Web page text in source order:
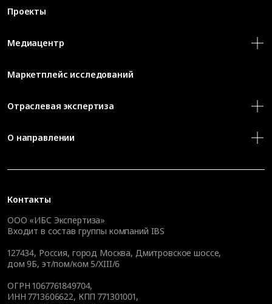
Контакты
ООО «ИБС Экспертиза»
Входит в состав группы компаний IBS
127434, Россия, город Москва, Дмитровское шоссе,
дом 9Б, эт/пом/ком 5/XIII/6
ОГРН 1067761849704,
ИНН 7713606622, КПП 771301001,
Проекты
Медиацентр
Маркетплейс исследований
Отраслевая экспертиза
О направлении